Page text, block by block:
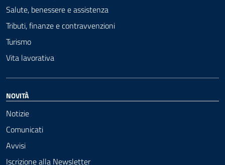
Salute, benessere e assistenza
Tributi, finanze e contravvenzioni
Turismo
Vita lavorativa
NOVITÀ
Notizie
Comunicati
Avvisi
Iscrizione alla Newsletter